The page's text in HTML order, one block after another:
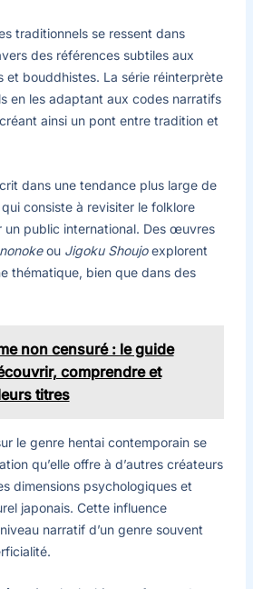
traditionnels se ressent dans
des références subtiles aux
et bouddhistes. La série réinterprète
en les adaptant aux codes narratifs
ainsi un pont entre tradition et
dans une tendance plus large de
qui consiste à revisiter le folklore
un public international. Des œuvres
ou Jigoku Shoujoexplorent
thématique, bien que dans des
non censuré : le guide
comprendre et
titres
le genre hentai contemporain se
qu’elle offre à d’autres créateurs
dimensions psychologiques et
japonais. Cette influence
narratif d’un genre souvent